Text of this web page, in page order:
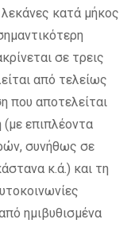
κατά μήκος
σε τρεις
από τελείως
που αποτελείται
επιπλέοντα
συνήθως σε
κ.ά.) και τη
ημιβυθισμένα